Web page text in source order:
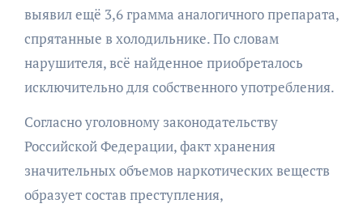
выявил ещё 3,6 грамма аналогичного препарата,
спрятанные в холодильнике. По словам
нарушителя, всё найденное приобреталось
исключительно для собственного употребления.
Согласно уголовному законодательству
Российской Федерации, факт хранения
значительных объемов наркотических веществ
образует состав преступления,